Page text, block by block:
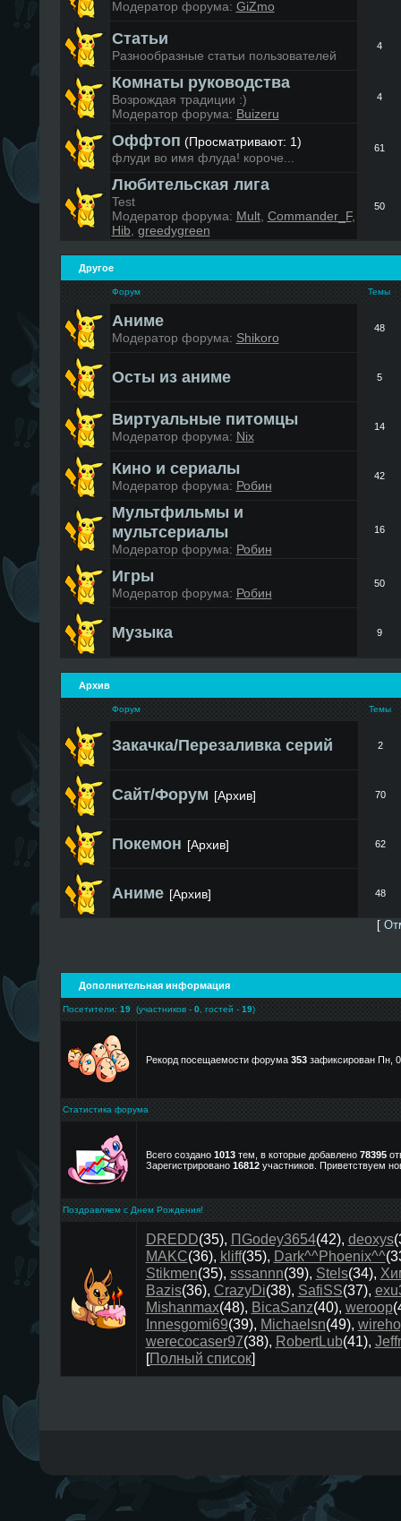
Модератор форума: GiZmo
Статьи
Разнообразные статьи пользователей
4
Комнаты руководства
Возрождая традиции :)
Модератор форума: Buizeru
4
Оффтоп (Просматривают: 1)
флуди во имя флуда! короче...
61
Любительская лига
Test
Модератор форума: Mult, Commander_F,
Hib greedygreen
50
Другое
Форум Темы
Аниме
Модератор форума: Shikoro
48
Осты из аниме 5
Виртуальные питомцы
Модератор форума: Nix
14
Кино и сериалы
Модератор форума: Робин
42
Мультфильмы и
мультсериалы
Модератор форума: Робин
16
Игры
Модератор форума: Робин
50
Музыка 9
Архив
Форум Темы
Закачка/Перезаливка серий 2
Сайт/Форум [Архив] 70
Покемон [Архив] 62
Аниме [Архив] 48
[
Дополнительная информация
Посетители: 19(участников - 0 , гостей - 19)
Рекорд посещаемости форума 353зафиксирован Пн,
Статистика форума
Всего создано 1013тем, в которые добавлено 78395
Зарегистрировано 16812участников. Приветствуем
Поздравляем с Днем Рождения!
DREDD(35), ПGodey3654(42), deoxys
MAKC(36), kliff(35), Dark^^Phoenix^^
Stikmen(35), sssannn(39), Stels(34),
Bazis(36), CrazyDi(38), SafiSS(37),
Mishanmax(48), BicaSanz(40), weroop
Innesgomi69(39), Michaelsn(49),
werecocaser97(38), RobertLub(41),
[Полный список]